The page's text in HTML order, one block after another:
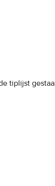
tiplijst